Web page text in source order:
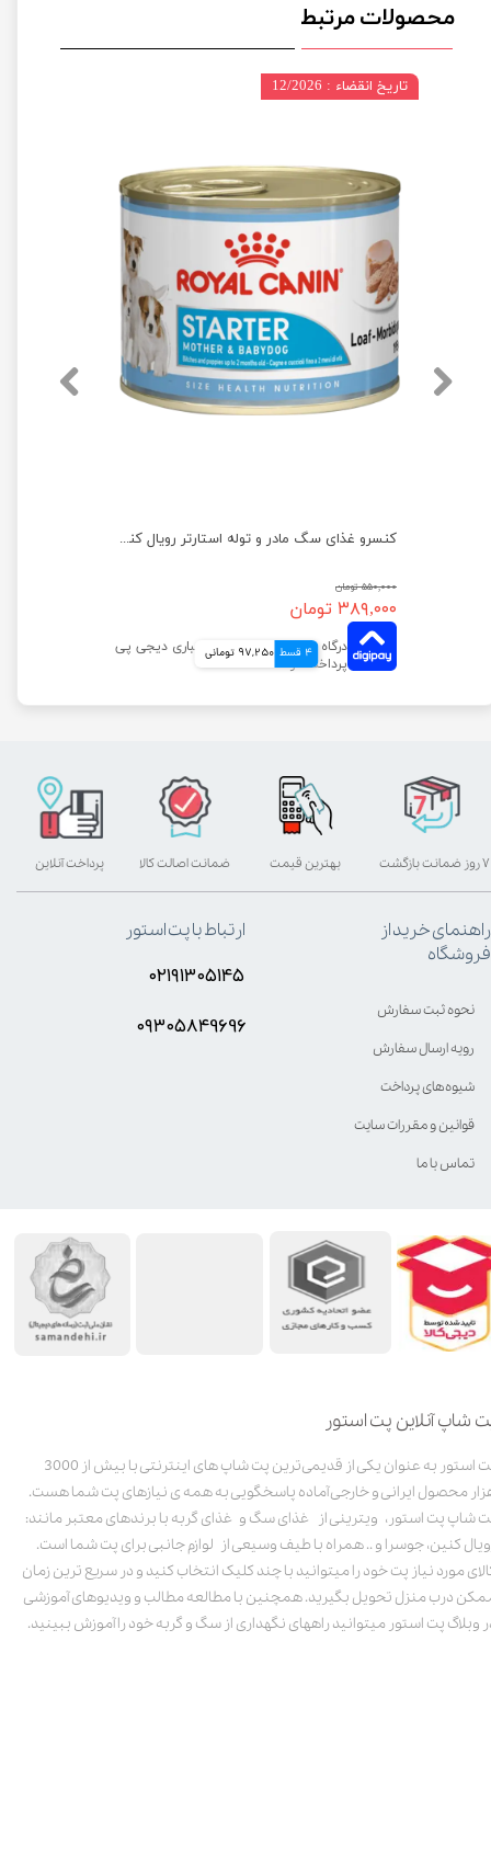
محصولات مرتبط
کنسرو غذای سگ مادر و توله استارتر رویال کنین وزن ۱۹۵ گرم
۵۵۰,۰۰۰ تومان
۳۸۹,۰۰۰ تومان
4 قسط 97,250 تومانی
تاریخ انقضاء : 12/2026
شاپ آنلاین پت استور
پت استور به عنوان یکی از قدیمی‌ترین پت شاپ های اینترنتی با بیش از 3000
محصول ایرانی و خارجی آماده پاسخگویی به همه ی نیازهای پت شما هست.
شاپ پت استور، ویترینی از غذای سگ و غذای گربه با برندهای معتبر مانند:
کنین، جوسرا و .. همراه با طیف وسیعی از لوازم جانبی برای پت شما است.
مورد نیاز پت خود را میتوانید با چند کلیک انتخاب کنید و در سریع ترین زمان
درب منزل تحویل بگیرید. همچنین با مطالعه مطالب و ویدیوهای آموزشی
وبلاگ پت استور میتوانید راههای نگهداری از سگ و گربه خود را آموزش ببینید.
بهترین قیمت پرداخت آنلاین ۷ روز ضمانت بازگشت ضمانت اصالت کالا
راهنمای خرید از
فروشگاه
نحوه ثبت سفارش
رویه ارسال سفارش
شیوه‌های پرداخت
قوانین و مقررات سایت
تماس با ما
ارتباط با پت استور
۰۲۱۹۱۳۰۵۱۴۵
۰۹۳۰۵8۴9696